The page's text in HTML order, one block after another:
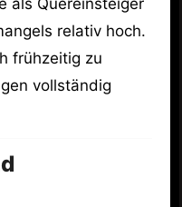
relativ hoch.
frühzeitig zu
vollständig